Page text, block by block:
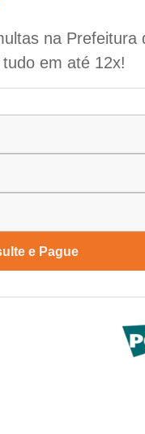
na Prefeitura
em até 12x!
e Pague